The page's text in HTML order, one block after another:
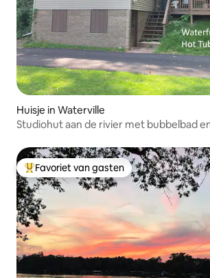
Huisje in Waterville
Studiohut aan de rivier met bubbelbad
Topfavoriet van gasten
Favoriet van gasten